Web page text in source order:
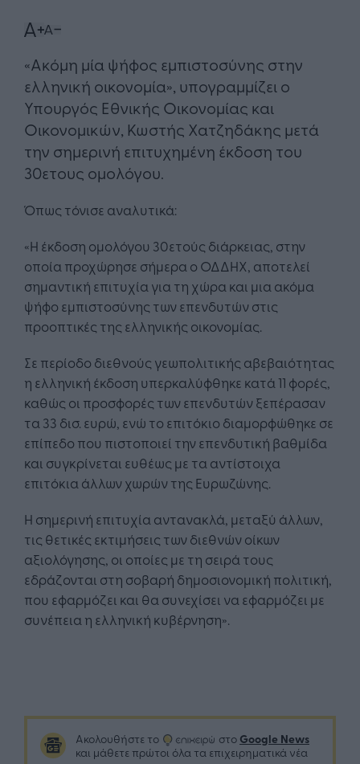
«Ακόμη μία ψήφος εμπιστοσύνης στην
ελληνική οικονομία», υπογραμμίζει ο
Υπουργός Εθνικής Οικονομίας και
Οικονομικών, Κωστής Χατζηδάκης μετά
την σημερινή επιτυχημένη έκδοση του
30ετους ομολόγου.
Όπως τόνισε αναλυτικά:
«Η έκδοση ομολόγου 30ετούς διάρκειας, στην
οποία προχώρησε σήμερα ο ΟΔΔΗΧ, αποτελεί
σημαντική επιτυχία για τη χώρα και μια ακόμα
ψήφο εμπιστοσύνης των επενδυτών στις
προοπτικές της ελληνικής οικονομίας.
Σε περίοδο διεθνούς γεωπολιτικής αβεβαιότητας
η ελληνική έκδοση υπερκαλύφθηκε κατά 11 φορές,
καθώς οι προσφορές των επενδυτών ξεπέρασαν
τα 33 δισ. ευρώ, ενώ το επιτόκιο διαμορφώθηκε σε
επίπεδο που πιστοποιεί την επενδυτική βαθμίδα
και συγκρίνεται ευθέως με τα αντίστοιχα
επιτόκια άλλων χωρών της Ευρωζώνης.
Η σημερινή επιτυχία αντανακλά, μεταξύ άλλων,
τις θετικές εκτιμήσεις των διεθνών οίκων
αξιολόγησης, οι οποίες με τη σειρά τους
εδράζονται στη σοβαρή δημοσιονομική πολιτική,
που εφαρμόζει και θα συνεχίσει να εφαρμόζει με
συνέπεια η ελληνική κυβέρνηση».
Ακολουθήστε το στο Google News
και μάθετε πρώτοι όλα τα επιχειρηματικά νέα